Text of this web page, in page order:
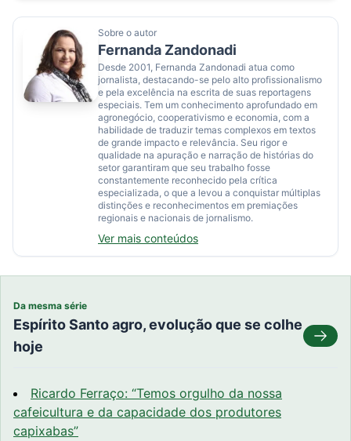
Sobre o autor
Fernanda Zandonadi
Desde 2001, Fernanda Zandonadi atua como
jornalista, destacando-se pelo alto profissionalismo
e pela excelência na escrita de suas reportagens
especiais. Tem um conhecimento aprofundado em
agronegócio, cooperativismo e economia, com a
habilidade de traduzir temas complexos em textos
de grande impacto e relevância. Seu rigor e
qualidade na apuração e narração de histórias do
setor garantiram que seu trabalho fosse
constantemente reconhecido pela crítica
especializada, o que a levou a conquistar múltiplas
distinções e reconhecimentos em premiações
regionais e nacionais de jornalismo.
Ver mais conteúdos
Da mesma série
Espírito Santo agro, evolução que se colhe
hoje
Ricardo Ferraço: “Temos orgulho da nossa
cafeicultura e da capacidade dos produtores
capixabas”